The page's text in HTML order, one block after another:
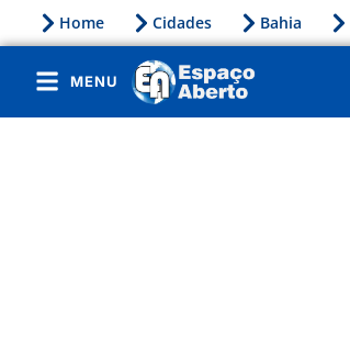
Home Cidades Bahia
MENU